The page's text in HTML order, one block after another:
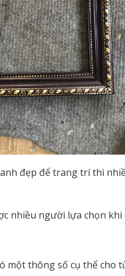
đẹp để trang trí thì
nhiều người lựa chọn khi
một thông số cụ thể cho